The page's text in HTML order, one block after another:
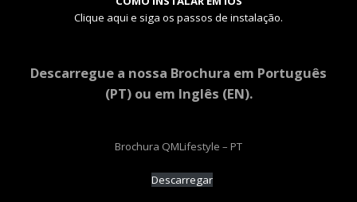
Clique aqui e siga os passos de instalação.
Descarregue a nossa Brochura em Português
(PT) ou em Inglês (EN).
Brochura QMLifestyle – PT
Descarregar